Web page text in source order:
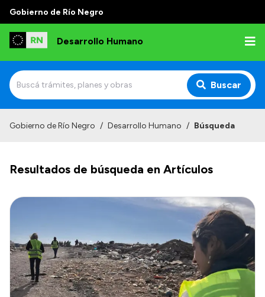
Gobierno de Río Negro
Desarrollo Humano
Buscar
Misión
Autoridades
Normativa
Transparencia
Gobierno de Río Negro / Desarrollo Humano / Búsqueda
Resultados de búsqueda en Artículos